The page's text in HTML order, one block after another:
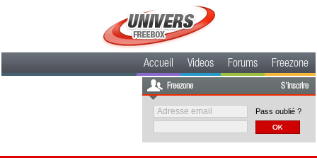
Accueil Videos Forums Freezone
Freezone S'inscrire
Pass oublié ?